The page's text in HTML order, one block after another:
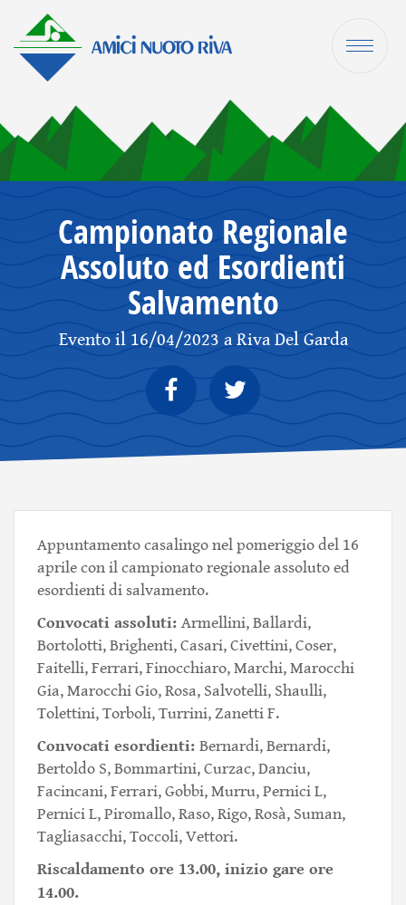
Campionato Regionale
Assoluto ed Esordienti
Salvamento
Evento il 16/04/2023 a Riva Del Garda
Appuntamento casalingo nel pomeriggio del 16
aprile con il campionato regionale assoluto ed
esordienti di salvamento.
Convocati assoluti:Armellini, Ballardi,
Bortolotti, Brighenti, Casari, Civettini, Coser,
Faitelli, Ferrari, Finocchiaro, Marchi, Marocchi
Gia, Marocchi Gio, Rosa, Salvotelli, Shaulli,
Tolettini, Torboli, Turrini, Zanetti F.
Convocati esordienti:Bernardi, Bernardi,
Bertoldo S, Bommartini, Curzac, Danciu,
Facincani, Ferrari, Gobbi, Murru, Pernici L,
Pernici L, Piromallo, Raso, Rigo, Rosà, Suman,
Tagliasacchi, Toccoli, Vettori.
Riscaldamento ore 13.00, inizio gare ore
14.00.